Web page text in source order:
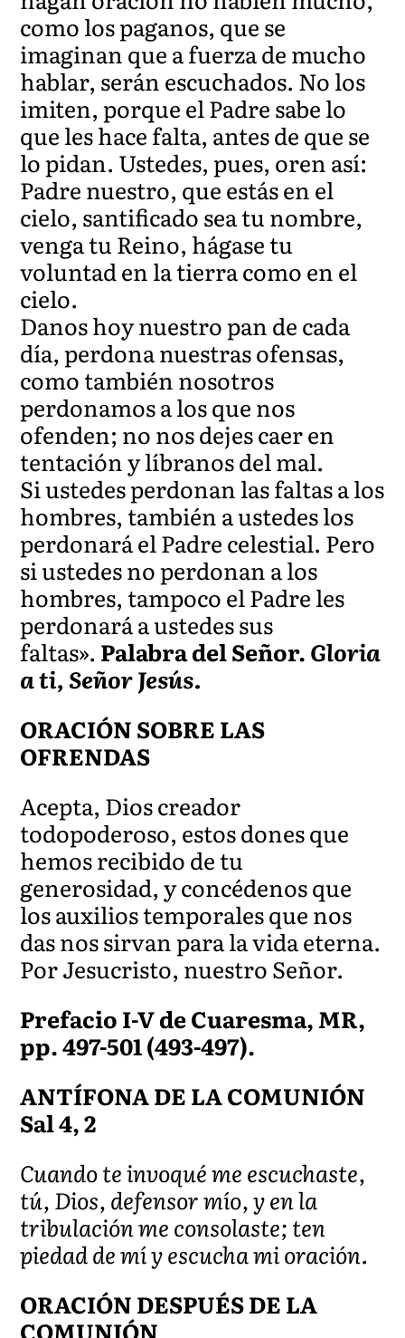
como los paganos, que se
imaginan que a fuerza de mucho
hablar, serán escuchados. No los
imiten, porque el Padre sabe lo
que les hace falta, antes de que se
lo pidan. Ustedes, pues, oren así:
Padre nuestro, que estás en el
cielo, santificado sea tu nombre,
venga tu Reino, hágase tu
voluntad en la tierra como en el
cielo.
Danos hoy nuestro pan de cada
día, perdona nuestras ofensas,
como también nosotros
perdonamos a los que nos
ofenden; no nos dejes caer en
tentación y líbranos del mal.
Si ustedes perdonan las faltas a los
hombres, también a ustedes los
perdonará el Padre celestial. Pero
si ustedes no perdonan a los
hombres, tampoco el Padre les
perdonará a ustedes sus
faltas». Palabra del Señor.Gloria
a ti, Señor Jesús.
ORACIÓN SOBRE LAS
OFRENDAS
Acepta, Dios creador
todopoderoso, estos dones que
hemos recibido de tu
generosidad, y concédenos que
los auxilios temporales que nos
das nos sirvan para la vida eterna.
Por Jesucristo, nuestro Señor.
Prefacio I-V de Cuaresma, MR,
pp. 497-501 (493-497).
ANTÍFONA DE LA COMUNIÓN
Sal 4, 2
Cuando te invoqué me escuchaste,
tú, Dios, defensor mío, y en la
tribulación me consolaste; ten
piedad de mí y escucha mi oración.
ORACIÓN DESPUÉS DE LA
COMUNIÓN